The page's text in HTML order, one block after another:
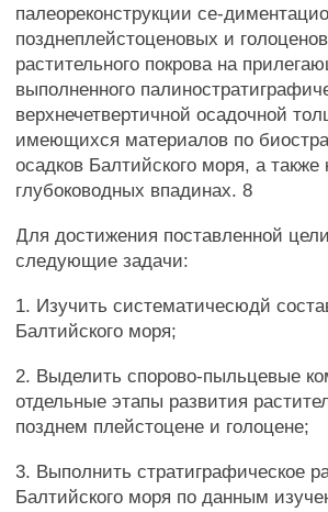
палеореконструкции се-
позднеплейстоценовых и
растительного покрова на
выполненного
верхнечетвертичной осадочной
имеющихся материалов по
осадков Балтийского моря, а
глубоководных впадинах. 8
Для достижения поставленной
следующие задачи:
1. Изучить систематичесюдй
Балтийского моря;
2. Выделить спорово-пыльцевые
отдельные этапы развития
позднем плейстоцене и голоцене;
3. Выполнить стратиграфическое
Балтийского моря по данным